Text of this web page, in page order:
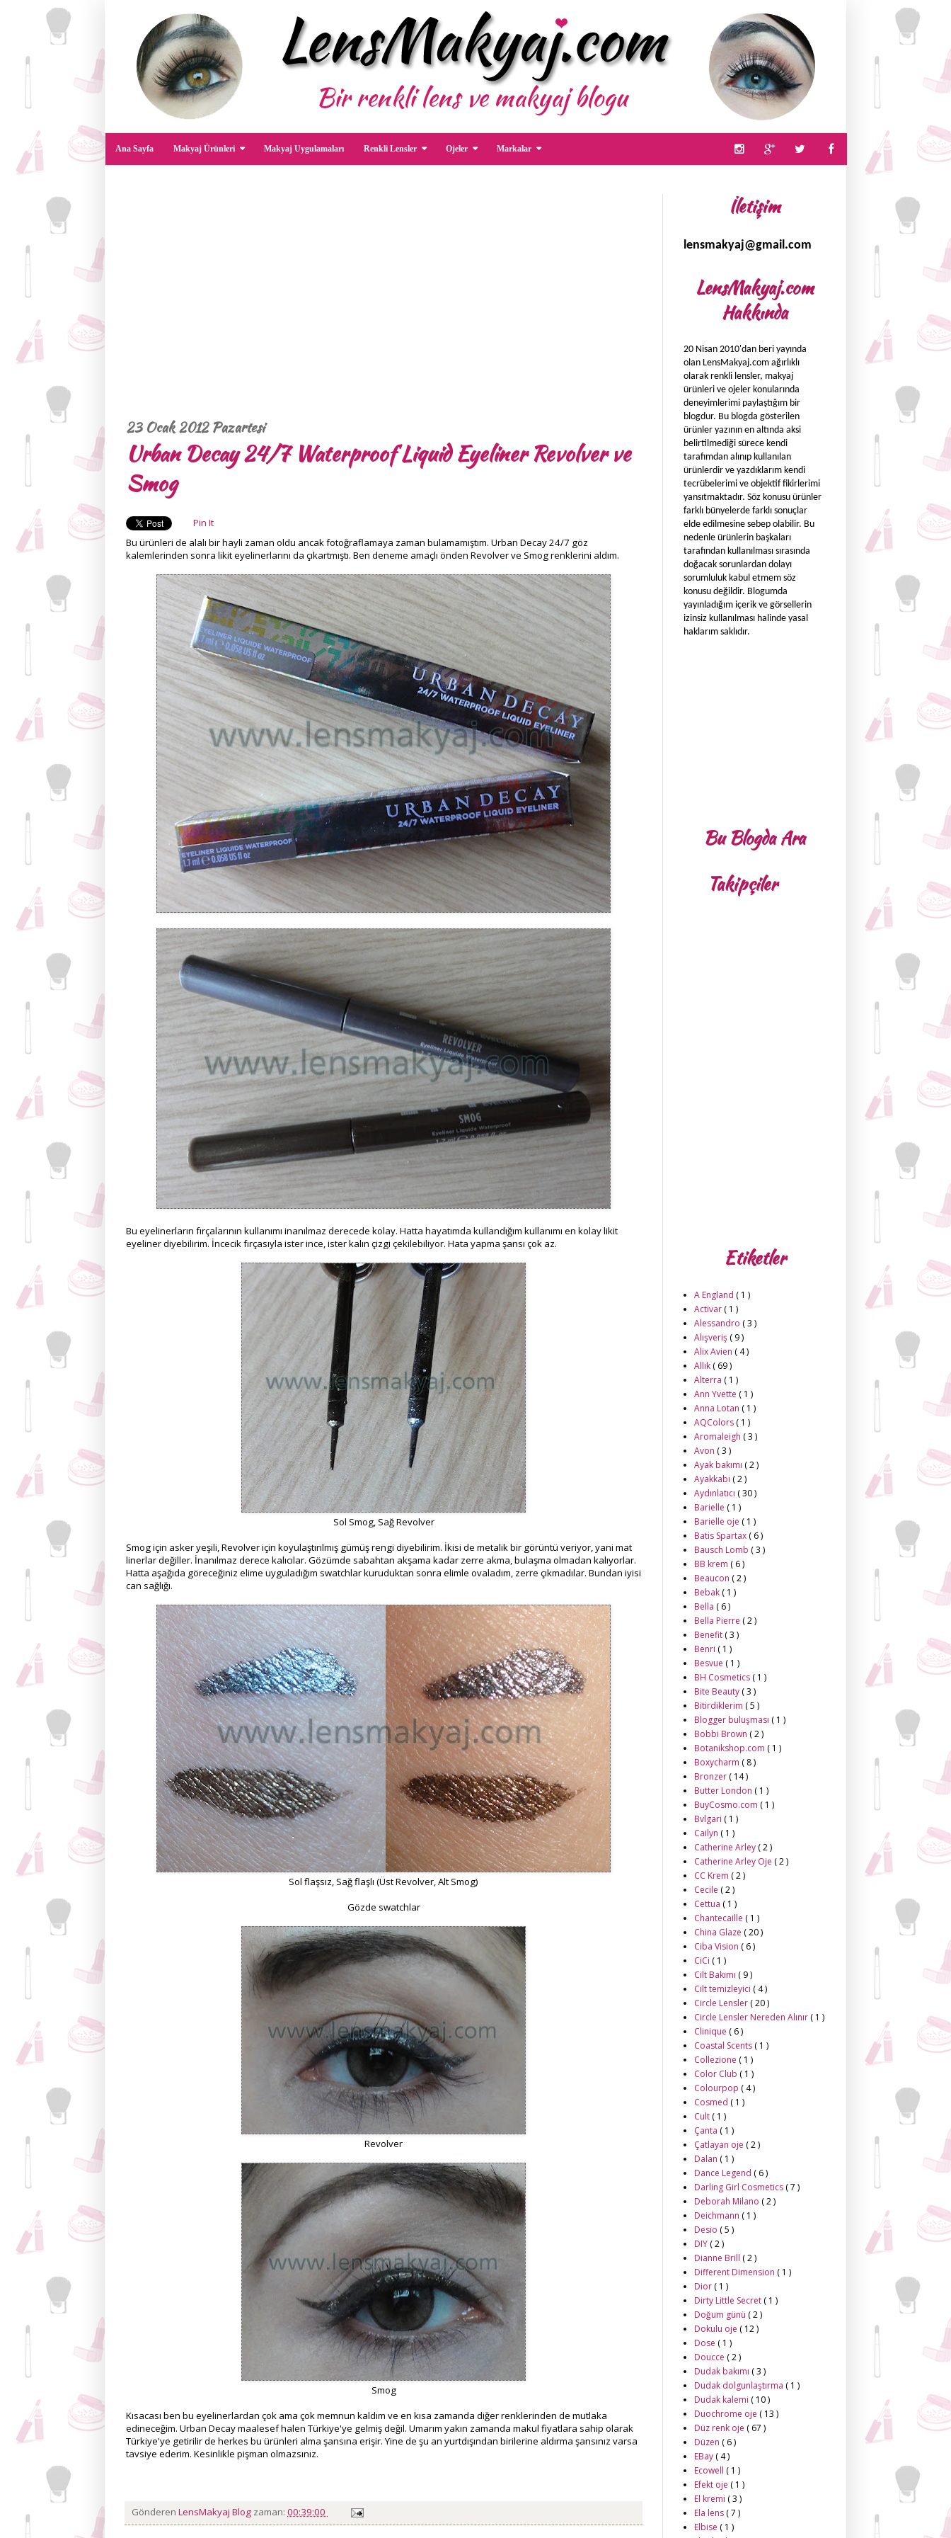
Ana Sayfa Makyaj Ürünleri Makyaj Uygulamaları Renkli Lensler Ojeler Markalar
23 Ocak 2012 Pazartesi
Urban Decay 24/7 Waterproof Liquid Eyeliner Revolver ve
Smog
Pin It
Bu ürünleri de alalı bir hayli zaman oldu ancak fotoğraflamaya zaman bulamamıştım. Urban Decay 24/7 göz
kalemlerinden sonra likit eyelinerlarını da çıkartmıştı. Ben deneme amaçlı önden Revolver ve Smog renklerini aldım.
Bu eyelinerların fırçalarının kullanımı inanılmaz derecede kolay. Hatta hayatımda kullandığım kullanımı en kolay likit
eyeliner diyebilirim. İncecik fırçasıyla ister ince, ister kalın çizgi çekilebiliyor. Hata yapma şansı çok az.
Sol Smog, Sağ Revolver
Smog için asker yeşili, Revolver için koyulaştırılmış gümüş rengi diyebilirim. İkisi de metalik bir görüntü veriyor, yani mat
linerlar değiller. İnanılmaz derece kalıcılar. Gözümde sabahtan akşama kadar zerre akma, bulaşma olmadan kalıyorlar.
Hatta aşağıda göreceğiniz elime uyguladığım swatchlar kuruduktan sonra elimle ovaladım, zerre çıkmadılar. Bundan iyisi
can sağlığı.
Sol flaşsız, Sağ flaşlı (Üst Revolver, Alt Smog)
Gözde swatchlar
Revolver
Smog
Kısacası ben bu eyelinerlardan çok ama çok memnun kaldım ve en kısa zamanda diğer renklerinden de mutlaka
edineceğim. Urban Decay maalesef halen Türkiye'ye gelmiş değil. Umarım yakın zamanda makul fiyatlara sahip olarak
Türkiye'ye getirilir de herkes bu ürünleri alma şansına erişir. Yine de şu an yurtdışından birilerine aldırma şansınız varsa
tavsiye ederim. Kesinlikle pişman olmazsınız.
Gönderen LensMakyaj Blog zaman: 00:39:00
İletişim
lensmakyaj@gmail.com
LensMakyaj.com
Hakkında
20 Nisan 2010'dan beri yayında
olan LensMakyaj.com ağırlıklı
olarak renkli lensler, makyaj
ürünleri ve ojeler konularında
deneyimlerimi paylaştığım bir
blogdur. Bu blogda gösterilen
ürünler yazının en altında aksi
belirtilmediği sürece kendi
tarafımdan alınıp kullanılan
ürünlerdir ve yazdıklarım kendi
tecrübelerimi ve objektif fikirlerimi
yansıtmaktadır. Söz konusu ürünler
farklı bünyelerde farklı sonuçlar
elde edilmesine sebep olabilir. Bu
nedenle ürünlerin başkaları
tarafından kullanılması sırasında
doğacak sorunlardan dolayı
sorumluluk kabul etmem söz
konusu değildir. Blogumda
yayınladığım içerik ve görsellerin
izinsiz kullanılması halinde yasal
haklarım saklıdır.
Bu Blogda Ara
Takipçiler
Etiketler
A England ( 1 )
Activar ( 1 )
Alessandro ( 3 )
Alışveriş ( 9 )
Alix Avien ( 4 )
Allık ( 69 )
Alterra ( 1 )
Ann Yvette ( 1 )
Anna Lotan ( 1 )
AQColors ( 1 )
Aromaleigh ( 3 )
Avon ( 3 )
Ayak bakımı ( 2 )
Ayakkabı ( 2 )
Aydınlatıcı ( 30 )
Barielle ( 1 )
Barielle oje ( 1 )
Batis Spartax ( 6 )
Bausch Lomb ( 3 )
BB krem ( 6 )
Beaucon ( 2 )
Bebak ( 1 )
Bella ( 6 )
Bella Pierre ( 2 )
Benefit ( 3 )
Benri ( 1 )
Besvue ( 1 )
BH Cosmetics ( 1 )
Bite Beauty ( 3 )
Bitirdiklerim ( 5 )
Blogger buluşması ( 1 )
Bobbi Brown ( 2 )
Botanikshop.com ( 1 )
Boxycharm ( 8 )
Bronzer ( 14 )
Butter London ( 1 )
BuyCosmo.com ( 1 )
Bvlgari ( 1 )
Cailyn ( 1 )
Catherine Arley ( 2 )
Catherine Arley Oje ( 2 )
CC Krem ( 2 )
Cecile ( 2 )
Cettua ( 1 )
Chantecaille ( 1 )
China Glaze ( 20 )
Ciba Vision ( 6 )
CiCi ( 1 )
Cilt Bakımı ( 9 )
Cilt temizleyici ( 4 )
Circle Lensler ( 20 )
Circle Lensler Nereden Alınır ( 1 )
Clinique ( 6 )
Coastal Scents ( 1 )
Collezione ( 1 )
Color Club ( 1 )
Colourpop ( 4 )
Cosmed ( 1 )
Cult ( 1 )
Çanta ( 1 )
Çatlayan oje ( 2 )
Dalan ( 1 )
Dance Legend ( 6 )
Darling Girl Cosmetics ( 7 )
Deborah Milano ( 2 )
Deichmann ( 1 )
Desio ( 5 )
DIY ( 2 )
Dianne Brill ( 2 )
Different Dimension ( 1 )
Dior ( 1 )
Dirty Little Secret ( 1 )
Doğum günü ( 2 )
Dokulu oje ( 12 )
Dose ( 1 )
Doucce ( 2 )
Dudak bakımı ( 3 )
Dudak dolgunlaştırma ( 1 )
Dudak kalemi ( 10 )
Duochrome oje ( 13 )
Düz renk oje ( 67 )
Düzen ( 6 )
EBay ( 4 )
Ecowell ( 1 )
Efekt oje ( 1 )
El kremi ( 3 )
Ela lens ( 7 )
Elbise ( 1 )